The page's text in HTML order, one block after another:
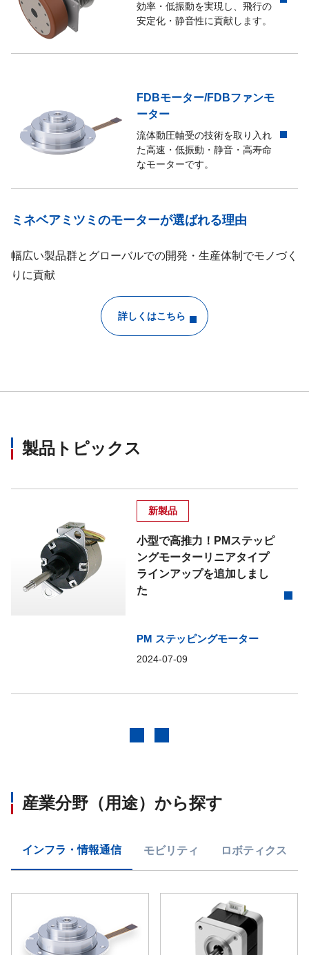
効率・低振動を実現し、飛行の
安定化・静音性に貢献します。
FDBモーター/FDBファンモ
ーター
流体動圧軸受の技術を取り入れ
た高速・低振動・静音・高寿命
なモーターです。
ミネベアミツミのモーターが選ばれる理由
幅広い製品群とグローバルでの開発・生産体制でモノづく
りに貢献
詳しくはこちら
製品トピックス
新製品
小型で高推力！PMステッピ
ングモーターリニアタイプ
ラインアップを追加しまし
た
PM ステッピングモーター
2024-07-09
産業分野（用途）から探す
インフラ・情報通信 モビリティ ロボティクス